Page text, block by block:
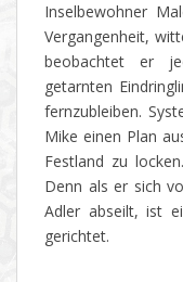
Inselbewohner
Vergangenheit,
beobachtet er
getarnten
fernzubleiben.
Mike einen Plan
Festland zu
Denn als er sich
Adler abseilt, ist
gerichtet.